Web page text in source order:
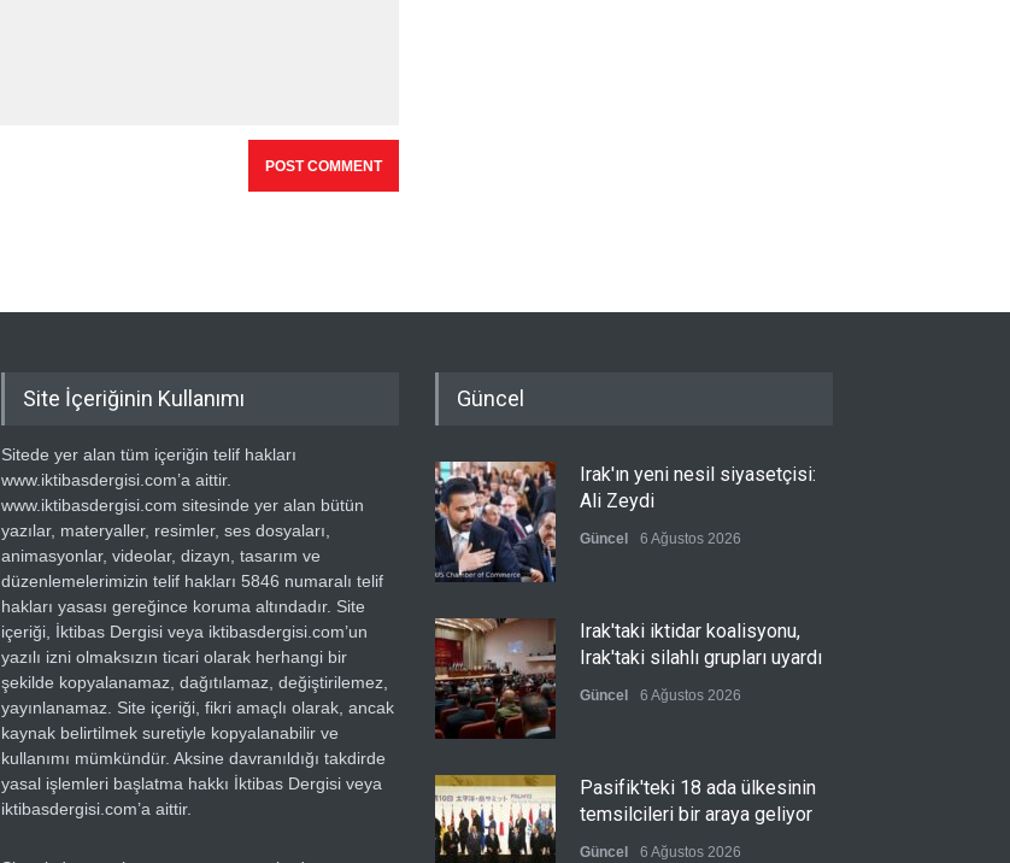
Site İçeriğinin Kullanımı
Sitede yer alan tüm içeriğin telif hakları
www.iktibasdergisi.com’a aittir.
www.iktibasdergisi.com sitesinde yer alan bütün
yazılar, materyaller, resimler, ses dosyaları,
animasyonlar, videolar, dizayn, tasarım ve
düzenlemelerimizin telif hakları 5846 numaralı telif
hakları yasası gereğince koruma altındadır. Site
içeriği, İktibas Dergisi veya iktibasdergisi.com’un
yazılı izni olmaksızın ticari olarak herhangi bir
şekilde kopyalanamaz, dağıtılamaz, değiştirilemez,
yayınlanamaz. Site içeriği, fikri amaçlı olarak, ancak
kaynak belirtilmek suretiyle kopyalanabilir ve
kullanımı mümkündür. Aksine davranıldığı takdirde
yasal işlemleri başlatma hakkı İktibas Dergisi veya
iktibasdergisi.com’a aittir.
Güncel
Irak'ın yeni nesil siyasetçisi:
Ali Zeydi
Güncel 6 Ağustos 2026
Irak'taki iktidar koalisyonu,
Irak'taki silahlı grupları uyardı
Güncel 6 Ağustos 2026
Pasifik'teki 18 ada ülkesinin
temsilcileri bir araya geliyor
Güncel 6 Ağustos 2026